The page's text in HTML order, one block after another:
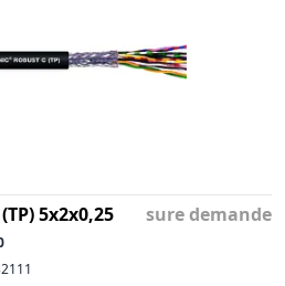
5x2x0,25 sure demande